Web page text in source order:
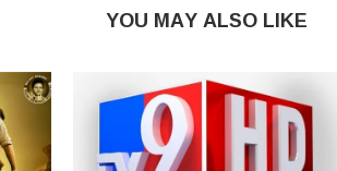
YOU MAY ALSO LIKE